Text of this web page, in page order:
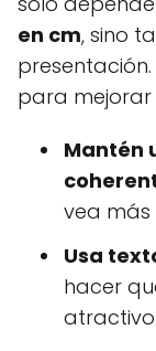
en cm, sino
para mejorar
Mantén
vea más
Usa
hacer
atractivo.